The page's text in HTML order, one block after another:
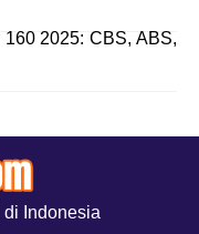
2025: CBS, ABS,
di Indonesia